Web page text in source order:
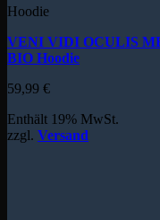
Hoodie
VENI VIDI OCULIS
BIO Hoodie
59,99 €
Enthält 19% MwSt.
zzgl. Versand